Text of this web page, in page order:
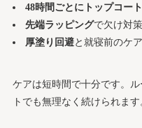
48時間ごとにトップコート
先端ラッピングで欠け対策
厚塗り回避と就寝前のケ
ケアは短時間で十分です。
トでも無理なく続けられます